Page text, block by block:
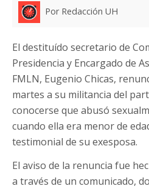
Por Redacción UH
El destituído secretario de
Presidencia y Encargado de
FMLN, Eugenio Chicas,
martes a su militancia del
conocerse que abusó
cuando ella era menor de
testimonial de su exesposa.
El aviso de la renuncia fue
a través de un comunicado,